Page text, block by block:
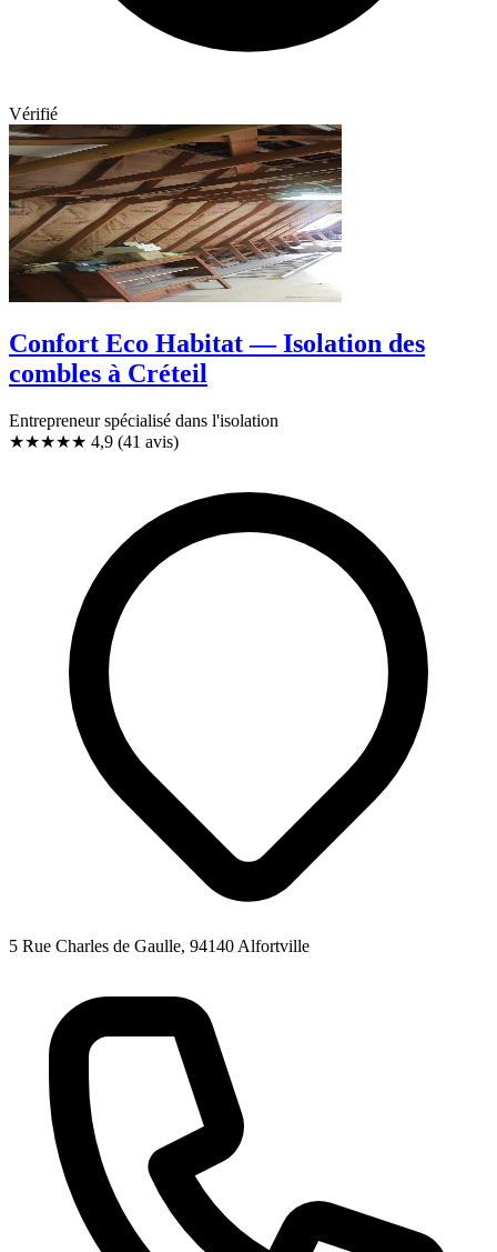
Vérifié
Confort Eco Habitat — Isolation des
combles à Créteil
Entrepreneur spécialisé dans l'isolation
★★★★★ 4,9 (41 avis)
5 Rue Charles de Gaulle, 94140 Alfortville